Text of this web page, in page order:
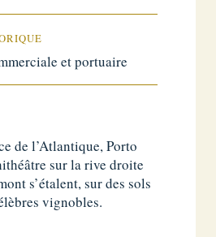
et portuaire
de l’Atlantique, Porto
sur la rive droite
s’étalent, sur des sols
vignobles.